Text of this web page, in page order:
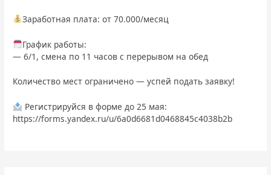
Заработная плата: от 70.000/месяц
График работы:
— 6/1, смена по 11 часов с перерывом на обед
Количество мест ограничено — успей подать заявку!
Регистрируйся в форме до 25 мая:
https://forms.yandex.ru/u/6a0d6681d0468845c4038b2b